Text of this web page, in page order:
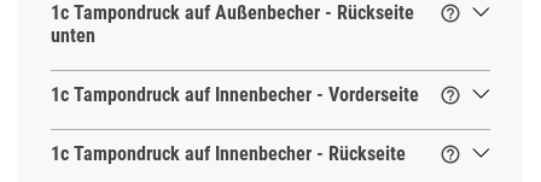

1c Tampondruck auf Außenbecher - Rückseite
unten

1c Tampondruck auf Innenbecher - Vorderseite

1c Tampondruck auf Innenbecher - Rückseite